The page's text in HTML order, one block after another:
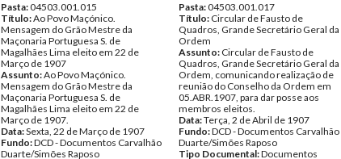
Pasta:04503.001.015
Título:Ao Povo Maçónico.
Mensagem do Grão Mestre da
Maçonaria Portuguesa S. de
Magalhães Lima eleito em 22 de
Março de 1907
Assunto:Ao Povo Maçónico.
Mensagem do Grão Mestre da
Maçonaria Portuguesa S. de
Magalhães Lima eleito em 22 de
Março de 1907.
Data:Sexta, 22 de Março de 1907
Fundo:DCD - Documentos Carvalhão
Duarte/Simões Raposo
Pasta:04503.001.017
Título: Circular de Fausto de
Quadros, Grande Secretário Geral da
Ordem
Assunto: Circular de Fausto de
Quadros, Grande Secretário Geral da
Ordem, comunicando realização de
reunião do Conselho da Ordem em
05.ABR.1907, para dar posse aos
membros eleitos.
Data:Terça, 2 de Abril de 1907
Fundo:DCD - Documentos Carvalhão
Duarte/Simões Raposo
Tipo Documental:Documentos